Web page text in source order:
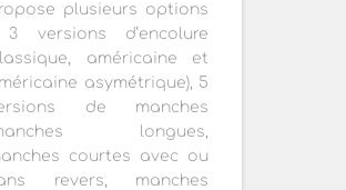
plusieurs options
versions d’encolure
américaine et
asymétrique), 5
de manches
longues,
courtes avec ou
revers, manches